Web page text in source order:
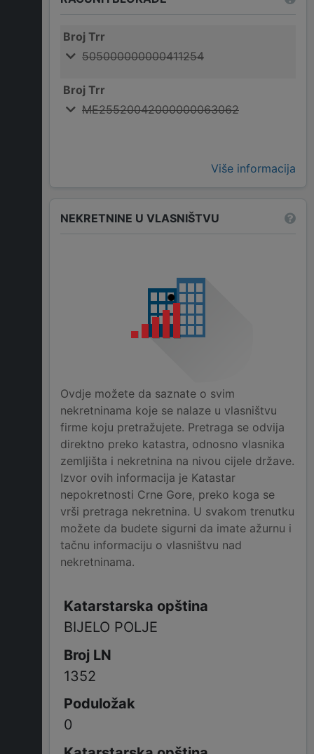
Broj Trr
505000000000411254
Broj Trr
ME25520042000000063062
Više informacija
NEKRETNINE U VLASNIŠTVU
Ovdje možete da saznate o svim
nekretninama koje se nalaze u vlasništvu
firme koju pretražujete. Pretraga se odvija
direktno preko katastra, odnosno vlasnika
zemljišta i nekretnina na nivou cijele države.
Izvor ovih informacija je Katastar
nepokretnosti Crne Gore, preko koga se
vrši pretraga nekretnina. U svakom trenutku
možete da budete sigurni da imate ažurnu i
tačnu informaciju o vlasništvu nad
nekretninama.
BIJELO POLJE
1352
0